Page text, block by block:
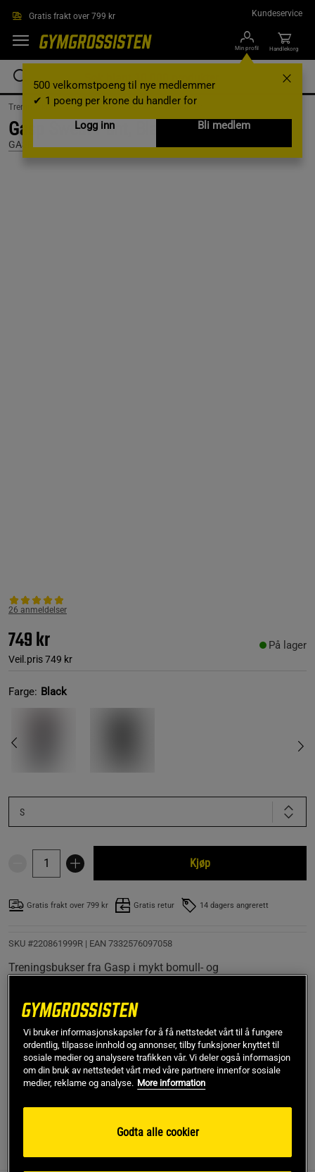
Gratis frakt over 799 kr Kundeservice
Min profil
500 velkomstpoeng til nye medlemmer
✔ 1 poeng per krone du handler for
Logg inn
Bli medlem
Handlekorg
Treningsklær / Treningsklær herre / Treningsbukser
Gasp Sweat Pant, Black, S
GASP
26 anmeldelser
749 kr
Veil.pris749 kr
På lager
Farge: Black
S
Kjøp
Gratis frakt over 799 kr Gratis retur 14 dagers angrerett
SKU #220861999R | EAN 7332576097058
Treningsbukser fra Gasp i mykt bomull- og
utvaskede look og det markante GASP-trykket gir et klassisk
uttrykk som passer både til styrketrening og avslappede
dager. Slitesterkt stoff og praktiske detaljer gjør buksene til
et pålitelig valg for deg som ønsker kvalitet og
bevegelsesfrihet.
Informasjon
Vi bruker informasjonskapsler for å få nettstedet vårt til å fungere
ordentlig, tilpasse innhold og annonser, tilby funksjoner knyttet til
sosiale medier og analysere trafikken vår. Vi deler også informasjon
om din bruk av nettstedet vårt med våre partnere innenfor sosiale
medier, reklame og analyse. More information
Godta alle cookier